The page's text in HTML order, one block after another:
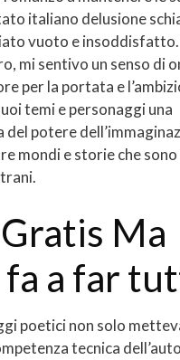
italiano delusione
vuoto e
mi sentivo un senso di
per la portata e
temi e personaggi una
potere
mondi e storie che sono
Ma
a far
poetici non solo
tecnica